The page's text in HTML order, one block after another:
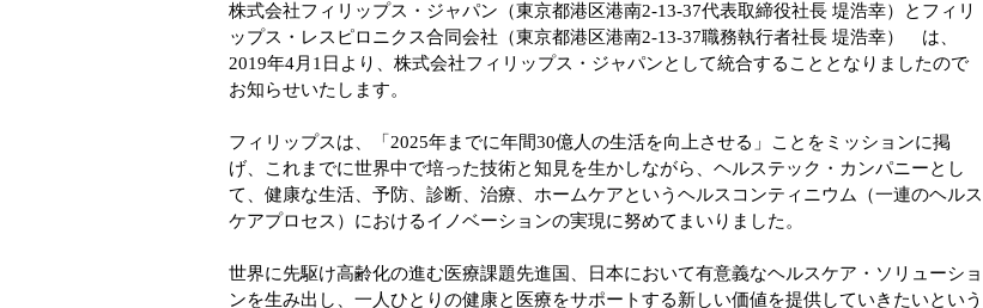
株式会社フィリップス・ジャパン（東京都港区港南2-13-37代表取締役社長 堤浩幸）とフィリ
ップス・レスピロニクス合同会社（東京都港区港南2-13-37職務執行者社長 堤浩幸） は、
2019年4月1日より、株式会社フィリップス・ジャパンとして統合することとなりましたので
お知らせいたします。
フィリップスは、「2025年までに年間30億人の生活を向上させる」ことをミッションに掲
げ、これまでに世界中で培った技術と知見を生かしながら、ヘルステック・カンパニーとし
て、健康な生活、予防、診断、治療、ホームケアというヘルスコンティニウム（一連のヘルス
ケアプロセス）におけるイノベーションの実現に努めてまいりました。
世界に先駆け高齢化の進む医療課題先進国、日本において有意義なヘルスケア・ソリューショ
ンを生み出し、一人ひとりの健康と医療をサポートする新しい価値を提供していきたいという